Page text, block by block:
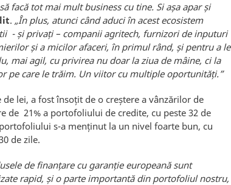
facă tot mai mult business cu tine. Si așa apar și
. „În plus, atunci când aduci în acest ecosistem
- și privați – companii agritech, furnizori de inputuri
și a micilor afaceri, în primul rând, și pentru a le
mai agil, cu privirea nu doar la ziua de mâine, ci la
pe care le trăim. Un viitor cu multiple oportunități. ”
lei, a fost însoțit de o creștere a vânzărilor de
de 21% a portofoliului de credite, cu peste 32 de
s-a menținut la un nivel foarte bun, cu
de zile.
de finanțare cu garanție europeană sunt
rapid, și o parte importantă din portofoliul nostru,